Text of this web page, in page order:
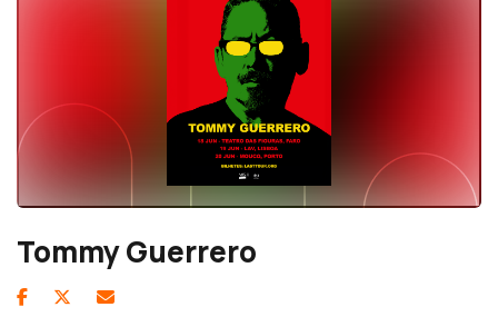
Tommy Guerrero